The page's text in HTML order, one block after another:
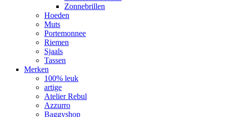
Zonnebrillen
Hoeden
Muts
Portemonnee
Riemen
Sjaals
Tassen
Merken
100% leuk
artige
Atelier Rebul
Azzurro
Baggyshop